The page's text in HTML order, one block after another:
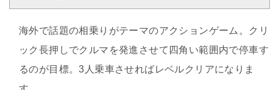
海外で話題の相乗りがテーマのアクションゲーム。クリ
ック長押しでクルマを発進させて四角い範囲内で停車す
るのが目標。3人乗車させればレベルクリアになりま